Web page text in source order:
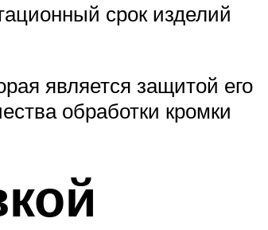
срок изделий
является защитой его
обработки кромки